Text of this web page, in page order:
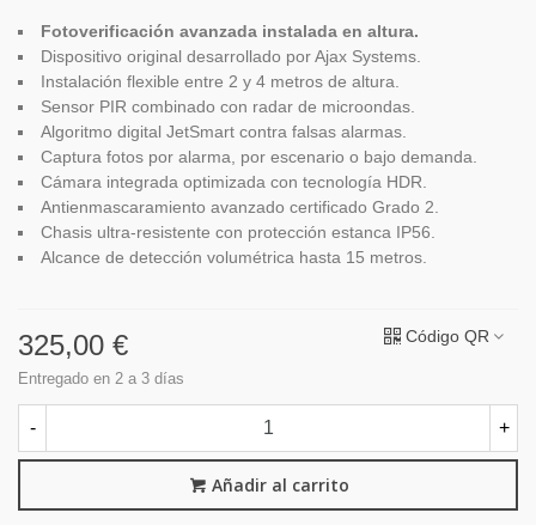
Fotoverificación avanzada instalada en altura.
Dispositivo original desarrollado por Ajax Systems.
Instalación flexible entre 2 y 4 metros de altura.
Sensor PIR combinado con radar de microondas.
Algoritmo digital JetSmart contra falsas alarmas.
Captura fotos por alarma, por escenario o bajo demanda.
Cámara integrada optimizada con tecnología HDR.
Antienmascaramiento avanzado certificado Grado 2.
Chasis ultra-resistente con protección estanca IP56.
Alcance de detección volumétrica hasta 15 metros.
325,00 €
Entregado en 2 a 3 días
Código QR
- +
Añadir al carrito